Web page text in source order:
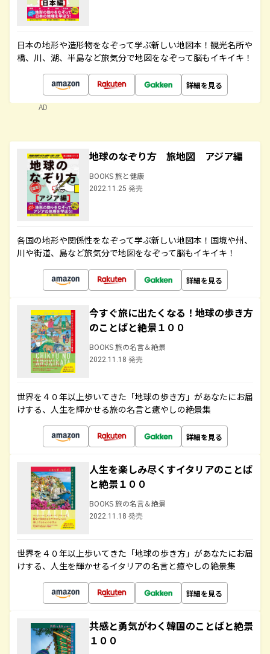
日本の地形や造形物をなぞって学ぶ新しい地図本！観光名所や
橋、川、湖、半島など旅気分で地図をなぞって脳もイキイキ！
詳細を見る
AD
地球のなぞり方 旅地図 アジア編
BOOKS 旅と健康
2022.11.25 発売
各国の地形や関係性をなぞって学ぶ新しい地図本！国境や州、
川や街道、島など旅気分で地図をなぞって脳もイキイキ！
詳細を見る
今すぐ旅に出たくなる！地球の歩き方
のことばと絶景１００
BOOKS 旅の名言＆絶景
2022.11.18 発売
世界を４０年以上歩いてきた「地球の歩き方」があなたにお届
けする、人生を輝かせる旅の名言と癒やしの絶景集
詳細を見る
人生を楽しみ尽くすイタリアのことば
と絶景１００
BOOKS 旅の名言＆絶景
2022.11.18 発売
世界を４０年以上歩いてきた「地球の歩き方」があなたにお届
けする、人生を輝かせるイタリアの名言と癒やしの絶景集
詳細を見る
共感と勇気がわく韓国のことばと絶景
１００